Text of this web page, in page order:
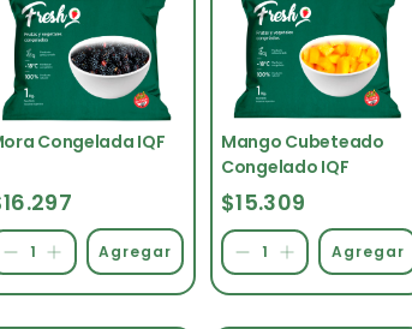
Congelada IQF
Agregar
Mango Cubeteado
Congelado IQF
$15.309
Agregar